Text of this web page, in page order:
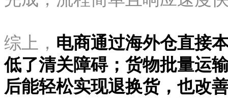
综上， 电商通过海外仓直接
低了清关障碍；货物批量运
后能轻松实现退换货，也改